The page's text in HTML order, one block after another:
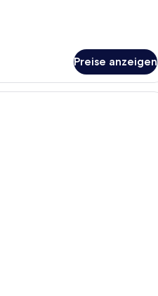
Preise anzeigen